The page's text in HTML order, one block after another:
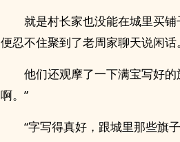
就是村长家也没能在城里买
便忍不住聚到了老周家聊天说闲话。
他们还观摩了一下满宝写好
啊。”
“字写得真好，跟城里那些旗